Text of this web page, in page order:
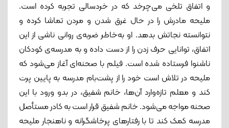
و اتفاق تلخی می‌چرخد که در خردسالی تجربه کرده است.
ملیحه مادرش را در حال غرق ‌شدن و مردن تماشا کرده و
نتوانسته نجاتش بدهد. او به‌خاطر ضربه‌ی روانی ناشی از این
اتفاق، توانایی حرف ‌زدن را از دست داده و به مدرسه‌ی کودکان
ناشنوا فرستاده شده است. فیلم با صحنه‌ای آغاز می‌شود که
ملیحه در تلاش است خود را از پشت‌بام مدرسه به پایین پرت
کند و معلم تازه‌وارد آن‌ها، خانم شفیق، در بدو ورود با این
صحنه مواجه می‌شود. خانم شفیق قرار است به کادر مستأصل
مدرسه کمک کند تا با رفتارهای پرخاشگرانه و ناهنجار ملیحه